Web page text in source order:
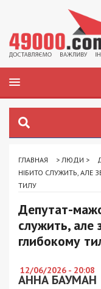
ГЛАВНАЯ > ЛЮДИ >
НІБИТО СЛУЖИТЬ, АЛЕ
ТИЛУ
Депутат-
служить,
глибокому
12/06/2026 - 20:08
АННА БАУМАН